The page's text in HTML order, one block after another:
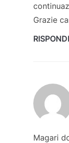
Grazie
RISPONDI
Magari